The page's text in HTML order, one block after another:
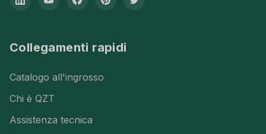
Collegamenti rapidi
Catalogo all'ingrosso
Chi è QZT
Assistenza tecnica